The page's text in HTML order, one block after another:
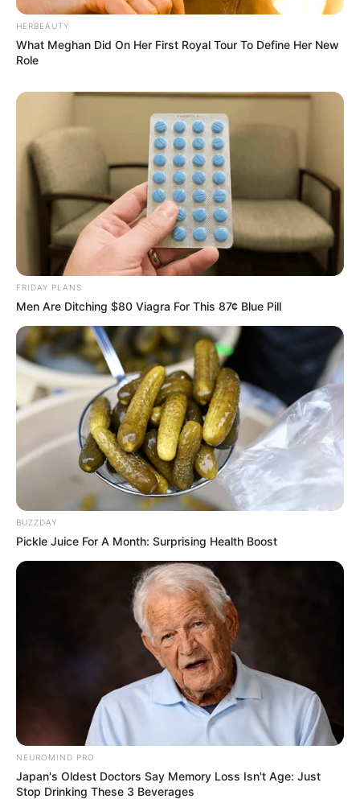
HERBEAUTY
What Meghan Did On Her First Royal Tour To Define Her New
Role
FRIDAY PLANS
Men Are Ditching $80 Viagra For This 87¢ Blue Pill
BUZZDAY
Pickle Juice For A Month: Surprising Health Boost
NEUROMIND PRO
Japan's Oldest Doctors Say Memory Loss Isn't Age: Just
Stop Drinking These 3 Beverages